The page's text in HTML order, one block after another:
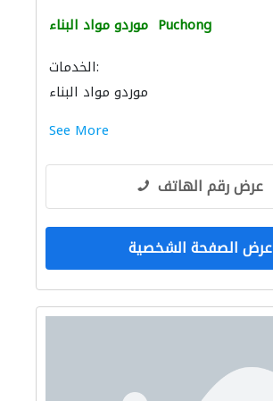
موردو مواد البناء Puchong
الخدمات:
موردو مواد البناء
See More
عرض رقم الهاتف
عرض الصفحة الشخصية